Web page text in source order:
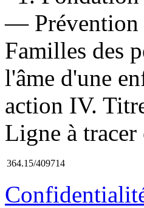
— Prévention
Familles des
l'âme d'une
action IV.
Ligne à
364.15/409714